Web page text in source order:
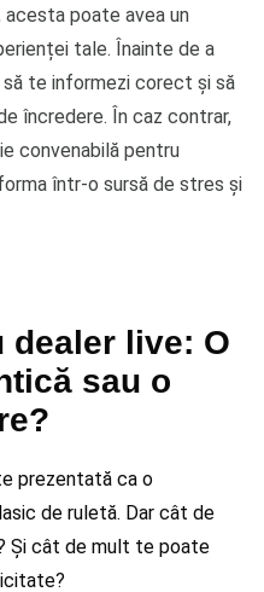
acesta poate avea un
tale. Înainte de a
te informezi corect și să
încredere. În caz contrar,
convenabilă pentru
într-o sursă de stres și
dealer live: O
sau o
prezentată ca o
de ruletă. Dar cât de
Și cât de mult te poate